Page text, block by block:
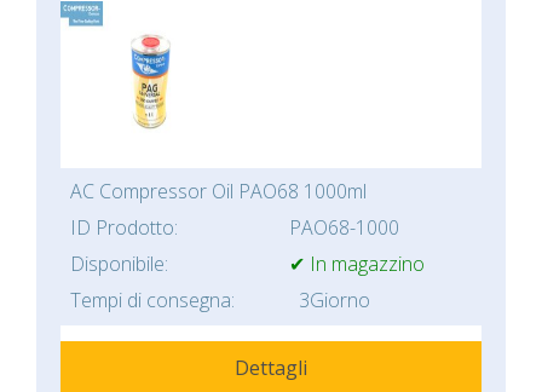
AC Compressor Oil PAO68 1000ml
ID Prodotto:
PAO68-1000
Disponibile:
✔ In magazzino
Tempi di consegna:
3Giorno
Dettagli